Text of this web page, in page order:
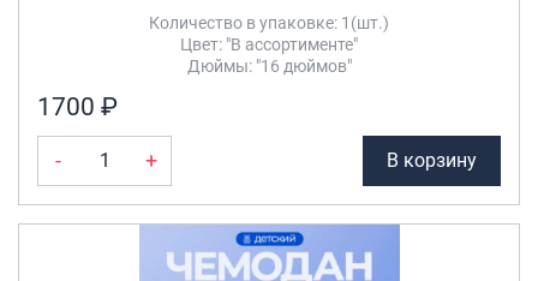
Количество в упаковке: 1(шт.)
Цвет: "В ассортименте"
Дюймы: "16 дюймов"
1700 ₽
- + В корзину